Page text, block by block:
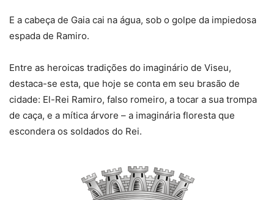
E a cabeça de Gaia cai na água, sob o golpe da impiedosa
espada de Ramiro.
Entre as heroicas tradições do imaginário de Viseu,
destaca-se esta, que hoje se conta em seu brasão de
cidade: El-Rei Ramiro, falso romeiro, a tocar a sua trompa
de caça, e a mítica árvore – a imaginária floresta que
escondera os soldados do Rei.